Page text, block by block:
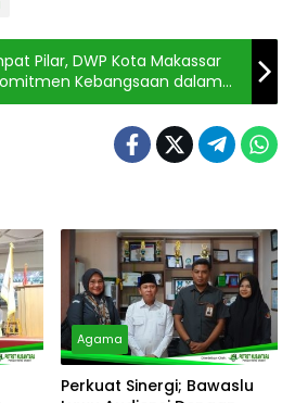
Pilar, DWP Kota Makassar
Kebangsaan dalam
Agama
Perkuat Sinergi; Bawaslu